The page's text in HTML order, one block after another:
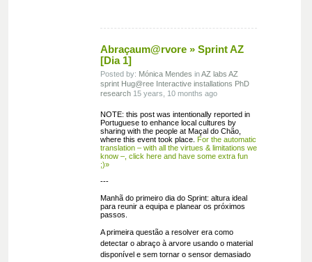
Abraçaum@rvore » Sprint AZ
[Dia 1]
Posted by: Mónica Mendes inAZ labs AZ
sprint Hug@ree Interactive installations PhD
research15 years, 10 months ago
NOTE: this post was intentionally reported in
Portuguese to enhance local cultures by
sharing with the people at Maçal do Chão,
where this event took place. For the automatic
translation – with all the virtues & limitations we
know –, click here and have some extra fun
;)»
---
Manhã do primeiro dia do Sprint: altura ideal
para reunir a equipa e planear os próximos
passos.
A primeira questão a resolver era como
detectar o abraço à arvore usando o material
disponível e sem tornar o sensor demasiado